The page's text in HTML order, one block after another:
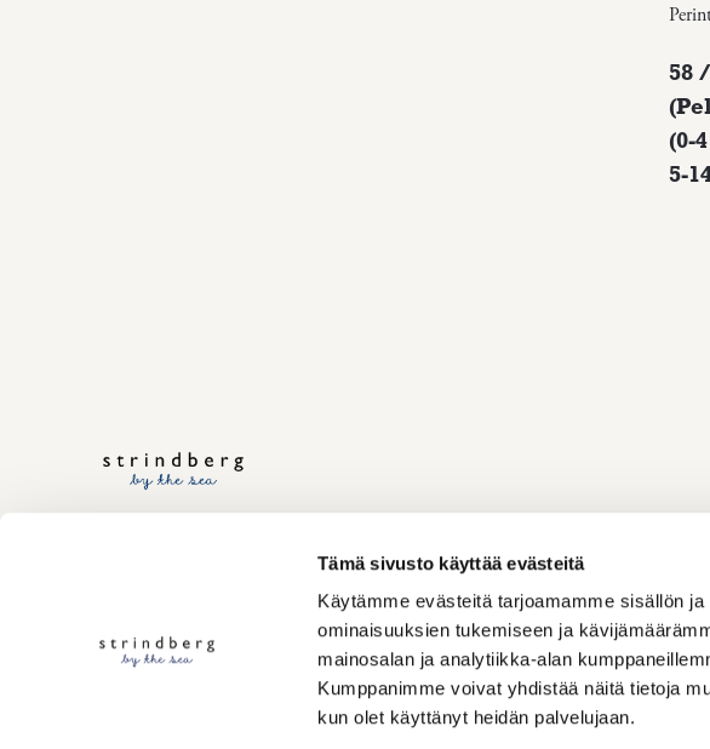
Tämä sivusto käyttää evästeitä
Käytämme evästeitä tarjoamamme sisällön
ominaisuuksien tukemiseen ja
mainosalan ja analytiikka-alan
Kumppanimme voivat yhdistää näitä tietoja
kun olet käyttänyt heidän palvelujaan.
58
(0-
5-